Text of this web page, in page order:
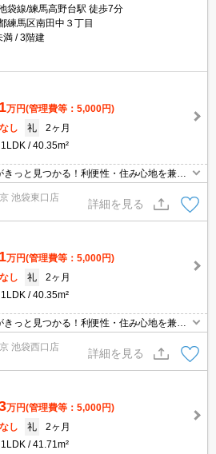
袋線/練馬高野台駅 徒歩7分
練馬区南田中３丁目
満
3階建
万円(管理費等：5,000円)
なし 礼
2ヶ月
1LDK 40.35m²
っと見つかる！利便性・住み心地を兼ね
にご相談ください。お部屋探しはタウンハ
い！
池袋東口店
詳細を見る
万円(管理費等：5,000円)
なし 礼
2ヶ月
1LDK 40.35m²
っと見つかる！利便性・住み心地を兼ね
にご相談ください。お部屋探しはタウンハ
い！
池袋西口店
詳細を見る
万円(管理費等：5,000円)
なし 礼
2ヶ月
1LDK 41.71m²